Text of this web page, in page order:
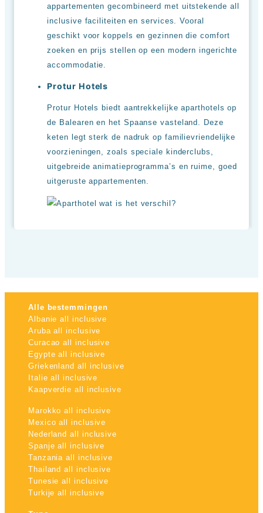
appartementen gecombineerd met uitstekende all
inclusive faciliteiten en services. Vooral
geschikt voor koppels en gezinnen die comfort
zoeken en prijs stellen op een modern ingerichte
accommodatie.
Protur Hotels
Protur Hotels biedt aantrekkelijke aparthotels op
de Balearen en het Spaanse vasteland. Deze
keten legt sterk de nadruk op familievriendelijke
voorzieningen, zoals speciale kinderclubs,
uitgebreide animatieprogramma’s en ruime, goed
uitgeruste appartementen.
Alle bestemmingen
Albanie all inclusive
Aruba all inclusive
Curacao all inclusive
Egypte all inclusive
Griekenland all inclusive
Italie all inclusive
Kaapverdie all inclusive
Marokko all inclusive
Mexico all inclusive
Nederland all inclusive
Spanje all inclusive
Tanzania all inclusive
Thailand all inclusive
Tunesie all inclusive
Turkije all inclusive